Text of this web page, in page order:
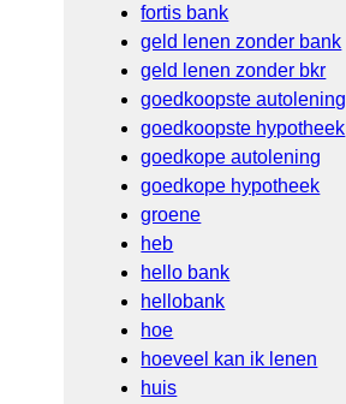
fortis bank
geld lenen zonder bank
geld lenen zonder bkr
goedkoopste autolening
goedkoopste hypotheek
goedkope autolening
goedkope hypotheek
groene
heb
hello bank
hellobank
hoe
hoeveel kan ik lenen
huis